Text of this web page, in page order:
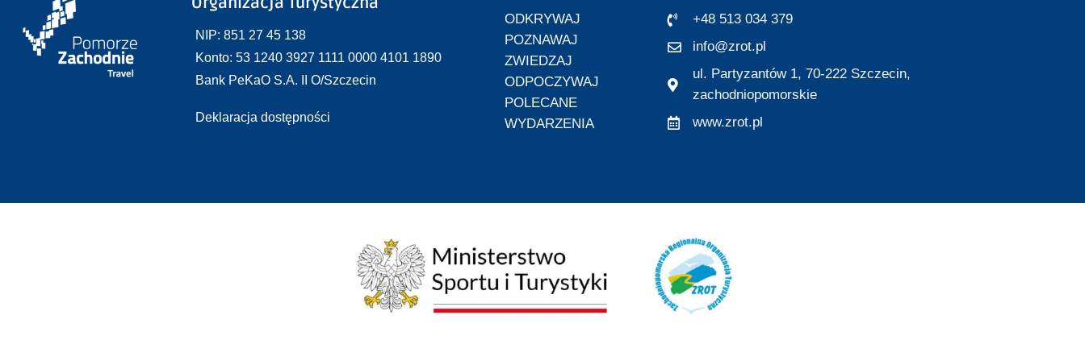
NIP: 851 27 45 138
Konto: 53 1240 3927 1111 0000 4101 1890
Bank PeKaO S.A. II O/Szczecin
Deklaracja dostępności
ODKRYWAJ
POZNAWAJ
ZWIEDZAJ
ODPOCZYWAJ
POLECANE
WYDARZENIA
+48 513 034 379
info@zrot.pl
ul. Partyzantów 1, 70-222 Szczecin,
zachodniopomorskie
www.zrot.pl